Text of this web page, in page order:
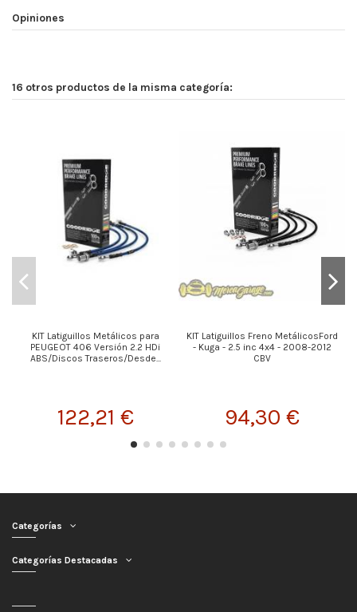
Opiniones
16 otros productos de la misma categoría:
KIT Latiguillos Metálicos para
PEUGEOT 406 Versión 2.2 HDi
ABS/Discos Traseros/Desde...
122,21 €
KIT Latiguillos Freno MetálicosFord
- Kuga - 2.5 inc 4x4 - 2008-2012
CBV
94,30 €
Categorías
Categorías Destacadas